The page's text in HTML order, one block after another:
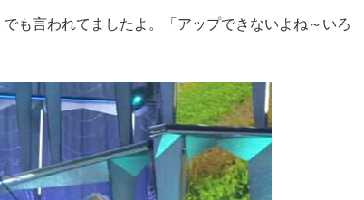
も言われてましたよ。「アップできないよね～いろ